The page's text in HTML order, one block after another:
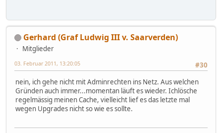
Gerhard (Graf Ludwig III v. Saarverden)
Mitglieder
#30
03. Februar 2011, 13:20:05
nein, ich gehe nicht mit Adminrechten ins Netz. Aus welchen
Gründen auch immer...momentan läuft es wieder. Ichlösche
regelmässig meinen Cache, vielleicht lief es das letzte mal
wegen Upgrades nicht so wie es sollte.